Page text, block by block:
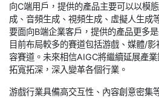
向C端用戶，提供的產品主要可以以模
成、音頻生成、視頻生成、虛擬人生成
要面向B端企業客戶，提供的產品更多
目前布局較多的賽道包括游戲、媒體/
容賽道。未來相信AIGC將繼續延展產
拓寬拓深，深入變革各個行業。
游戲行業具備高交互性、內容創意密集